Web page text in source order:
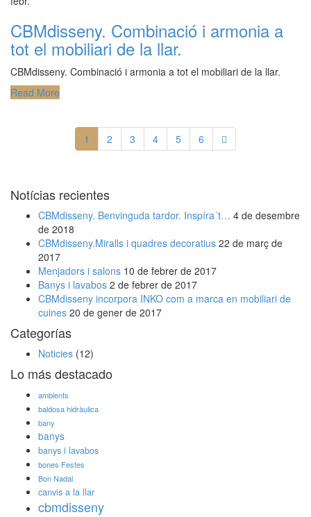
CBMdisseny. Combinació i armonia a
tot el mobiliari de la llar.
CBMdisseny. Combinació i armonia a tot el mobiliari de la llar.
Read More
1 2 3 4 5 6
Notícias recientes
CBMdisseny. Benvinguda tardor. Inspíra´t… 4 de desembre
de 2018
CBMdisseny.Miralls i quadres decoratius 22 de març de
2017
Menjadors i salons 10 de febrer de 2017
Banys i lavabos 2 de febrer de 2017
CBMdisseny incorpora INKO com a marca en mobiliari de
cuines 20 de gener de 2017
Categorías
Noticies (12)
Lo más destacado
ambients
baldosa hidràulica
bany
banys
banys i lavabos
bones Festes
Bon Nadal
canvis a la llar
cbmdisseny